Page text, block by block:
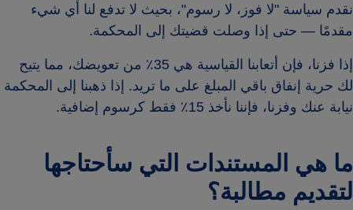
نقدم سياسة "لا فوز، لا رسوم"، بحيث لا تدفع لنا أي شيء
مقدمًا — حتى إذا وصلت قضيتك إلى المحكمة.
إذا فزنا، فإن أتعابنا القياسية هي 35٪ من تعويضك، مما يتيح
لك حرية إنفاق باقي المبلغ على ما تريد. إذا ذهبنا إلى المحكمة
نيابة عنك وفزنا، فإننا نأخذ 15٪ فقط كرسوم إضافية.
ما هي المستندات التي سأحتاجها
لتقديم مطالبة؟